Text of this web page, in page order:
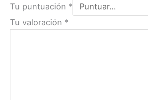
Tu puntuación *
Tu valoración *